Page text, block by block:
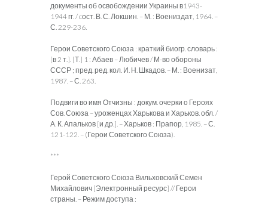
документы об освобождении Украины в1943-
1944 гг. / cост. В. С. Локшин. – М. : Воениздат, 1964. –
С. 229-236.
Герои Советского Союза : краткий биогр. словарь :
[в 2 т.]. [Т.] 1 : Абаев – Любичев / М-во обороны
СССР ; пред. ред. кол. И. Н. Шкадов. – М. : Военизат,
1987. – С. 263.
Подвиги во имя Отчизны : докум. очерки о Героях
Сов. Союза – уроженцах Харькова и Харьков. обл. /
А. К. Апальков [и др.]. – Харьков : Прапор, 1985. – С.
121-122. – (Герои Советского Союза).
***
Герой Советского Союза Вильховский Семен
Михайлович [Электронный ресурс] // Герои
страны. – Режим доступа :